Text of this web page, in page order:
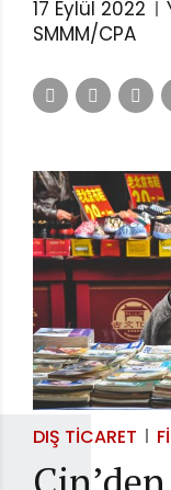
17 Eylül 2022
SMMM/CPA
DIŞ TICARET